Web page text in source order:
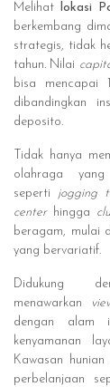
Melihat lokasi
berkembang
strategis, tidak
tahun. Nilai
bisa mencapai
dibandingkan
deposito.
Tidak hanya
olahraga
seperti jogging
centerhingga
beragam, mulai
yang bervariatif.
Didukung
menawarkan
dengan alam
kenyamanan
Kawasan hunian
perbelanjaan